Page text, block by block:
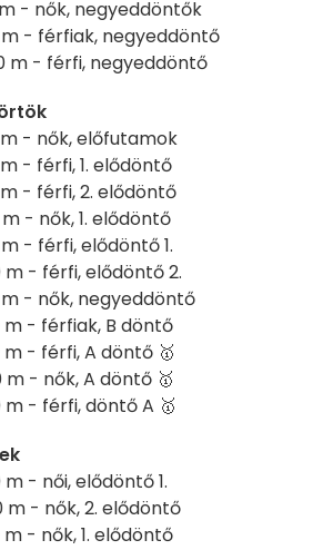
m - nők, negyeddöntők
m - férfiak, negyeddöntő
m - férfi, negyeddöntő
m - nők, előfutamok
- férfi, 1. elődöntő
- férfi, 2. elődöntő
- nők, 1. elődöntő
- férfi, elődöntő 1.
m - férfi, elődöntő 2.
m - nők, negyeddöntő
m - férfiak, B döntő
m - férfi, A döntő 🥇
m - nők, A döntő 🥇
m - férfi, döntő A 🥇
m - női, elődöntő 1.
m - nők, 2. elődöntő
m - nők, 1. elődöntő